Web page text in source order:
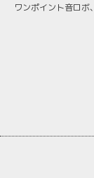
ワンポイント音ロボ